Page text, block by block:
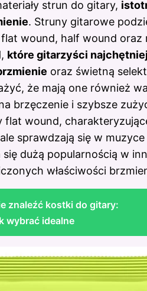
strun do gitary,
. Struny gitarowe
wound, half wound oraz
które gitarzyści
oraz świetną
że mają one również
brzęczenie i szybsze
flat wound,
sprawdzają się w
dużą popularnością w
właściwości
znaleźć kostki do gitary:
wybrać idealne